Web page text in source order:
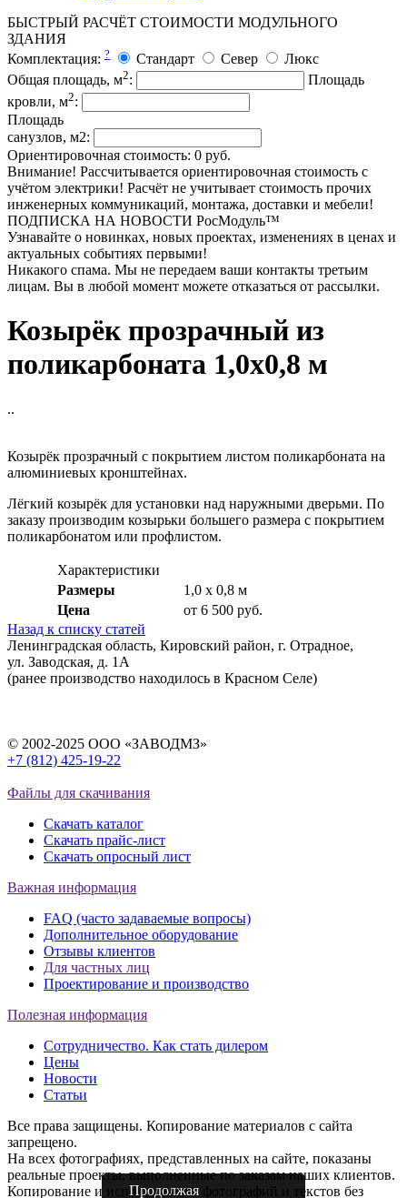
БЫСТРЫЙ РАСЧЁТ СТОИМОСТИ МОДУЛЬНОГО
ЗДАНИЯ
Комплектация: ? Стандарт Север
Люкс
Общая площадь, м2:
Площадь
кровли, м2:
Площадь
санузлов, м2:
Ориентировочная стоимость: 0 руб.
Внимание! Рассчитывается ориентировочная стоимость с
учётом электрики! Расчёт не учитывает стоимость прочих
инженерных коммуникаций, монтажа, доставки и мебели!
ПОДПИСКА НА НОВОСТИ РосМодуль™
Узнавайте о новинках, новых проектах, изменениях в ценах и
актуальных событиях первыми!
Никакого спама. Мы не передаем ваши контакты третьим
лицам. Вы в любой момент можете отказаться от рассылки.
Козырёк прозрачный из
поликарбоната 1,0х0,8 м
..
Козырёк прозрачный с покрытием листом поликарбоната на
алюминиевых кронштейнах.
Лёгкий козырёк для установки над наружными дверьми. По
заказу производим козырьки большего размера с покрытием
поликарбонатом или профлистом.
Характеристики
Размеры
1,0 х 0,8 м
Цена
от 6 500 руб.
Назад к списку статей
Ленинградская область, Кировский район, г. Отрадное,
ул. Заводская, д. 1А
(ранее производство находилось в Красном Селе)
© 2002-2025 ООО «ЗАВОДМЗ»
+7 (812) 425-19-22
Файлы для скачивания
Скачать каталог
Скачать прайс-лист
Скачать опросный лист
Важная информация
FAQ (часто задаваемые вопросы)
Дополнительное оборудование
Отзывы клиентов
Для частных лиц
Проектирование и производство
Полезная информация
Сотрудничество. Как стать дилером
Цены
Новости
Статьи
Все права защищены. Копирование материалов с сайта
запрещено.
На всех фотографиях, представленных на сайте, показаны
реальные проекты, выполненные по заказам наших клиентов.
Копирование и использование фотографий и текстов без
Продолжая